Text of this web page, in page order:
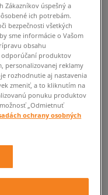
Zákazníkov úspešný a
ich potrebám.
bezpečnosti všetkých
sme informácie o Vašom
obsahu
odporúčaní produktov
personalizovanej reklamy
rozhodnutie aj nastavenia
zmeniť, a to kliknutím na
ponuku produktov
„Odmietnuť
ochrany osobných